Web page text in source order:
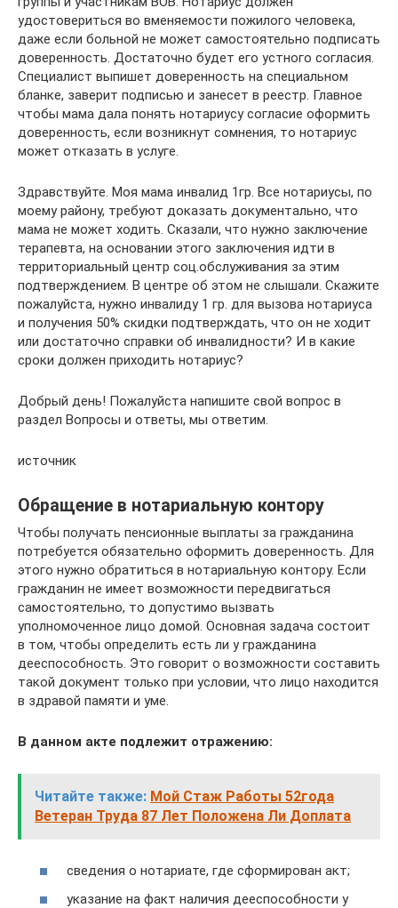
удостовериться во вменяемости пожилого человека,
даже если больной не может самостоятельно подписать
доверенность. Достаточно будет его устного согласия.
Специалист выпишет доверенность на специальном
бланке, заверит подписью и занесет в реестр. Главное
чтобы мама дала понять нотариусу согласие оформить
доверенность, если возникнут сомнения, то нотариус
может отказать в услуге.
Здравствуйте. Моя мама инвалид 1гр. Все нотариусы, по
моему району, требуют доказать документально, что
мама не может ходить. Сказали, что нужно заключение
терапевта, на основании этого заключения идти в
территориальный центр соц.обслуживания за этим
подтверждением. В центре об этом не слышали. Скажите
пожалуйста, нужно инвалиду 1 гр. для вызова нотариуса
и получения 50% скидки подтверждать, что он не ходит
или достаточно справки об инвалидности? И в какие
сроки должен приходить нотариус?
Добрый день! Пожалуйста напишите свой вопрос в
раздел Вопросы и ответы, мы ответим.
источник
Обращение в нотариальную контору
Чтобы получать пенсионные выплаты за гражданина
потребуется обязательно оформить доверенность. Для
этого нужно обратиться в нотариальную контору. Если
гражданин не имеет возможности передвигаться
самостоятельно, то допустимо вызвать
уполномоченное лицо домой. Основная задача состоит
в том, чтобы определить есть ли у гражданина
дееспособность. Это говорит о возможности составить
такой документ только при условии, что лицо находится
в здравой памяти и уме.
В данном акте подлежит отражению:
Читайте также: Мой Стаж Работы 52года
Ветеран Труда 87 Лет Положена Ли Доплата
сведения о нотариате, где сформирован акт;
указание на факт наличия дееспособности у